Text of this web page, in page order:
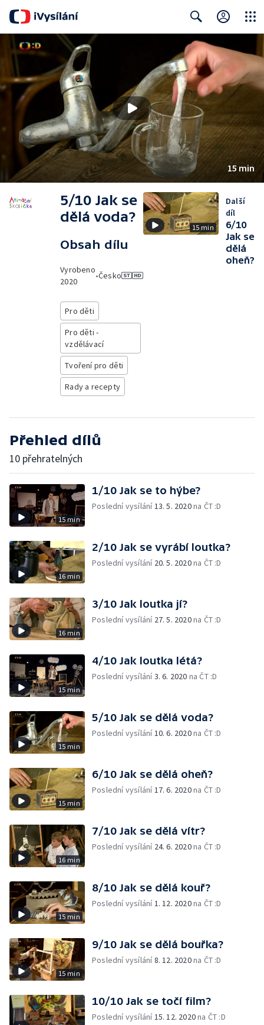
Search
15 min
5/10 Jak se
dělá voda?
Obsah dílu
Vyrobeno
2020
•Česko
Pro děti
Pro děti -
vzdělávací
Tvoření pro děti
Rady a recepty
15 min
Další
díl
6/10
Jak se
dělá
oheň?
Přehled dílů
10 přehratelných
15 min
1/10 Jak se to hýbe?
Poslední vysílání13. 5. 2020na ČT :D
16 min
2/10 Jak se vyrábí loutka?
Poslední vysílání 20. 5. 2020na ČT :D
16 min
3/10 Jak loutka jí?
Poslední vysílání 27. 5. 2020na ČT :D
15 min
4/10 Jak loutka létá?
Poslední vysílání3. 6. 2020 na ČT :D
15 min
5/10 Jak se dělá voda?
Poslední vysílání10. 6. 2020na ČT :D
15 min
6/10 Jak se dělá oheň?
Poslední vysílání17. 6. 2020na ČT :D
16 min
7/10 Jak se dělá vítr?
Poslední vysílání 24. 6. 2020na ČT :D
15 min
8/10 Jak se dělá kouř?
Poslední vysílání1. 12. 2020na ČT :D
15 min
9/10 Jak se dělá bouřka?
Poslední vysílání8. 12. 2020na ČT :D
10/10 Jak se točí film?
Poslední vysílání15. 12. 2020na ČT :D